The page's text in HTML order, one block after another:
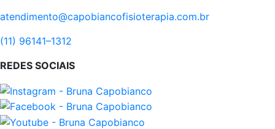
atendimento@capobiancofisioterapia.com.br
(11) 96141–1312
REDES SOCIAIS